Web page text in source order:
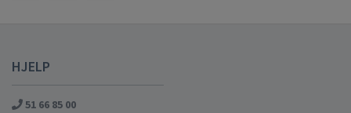
HJELP
51 66 85 00